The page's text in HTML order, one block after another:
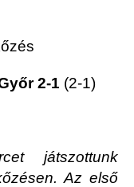
2-1 (2-1)
játszottunk
Az első